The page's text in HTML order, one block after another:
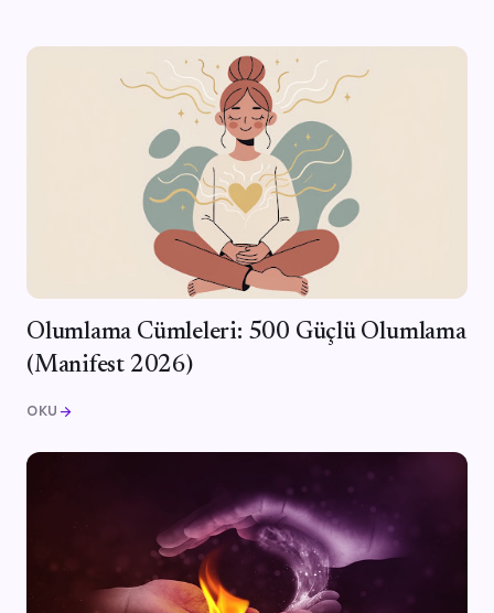
Olumlama Cümleleri: 500 Güçlü Olumlama
(Manifest 2026)
OKU arrow_forward